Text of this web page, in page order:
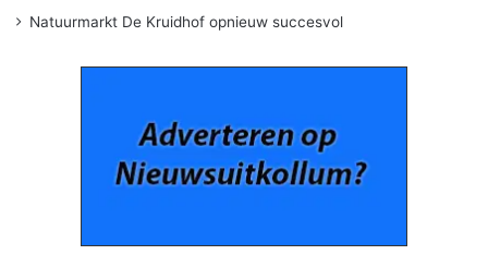
Natuurmarkt De Kruidhof opnieuw succesvol